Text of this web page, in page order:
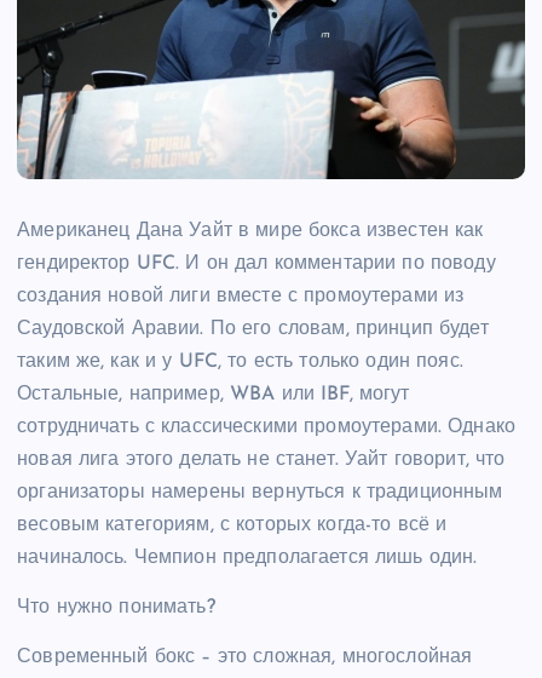
Американец Дана Уайт в мире бокса известен как
гендиректор UFC. И он дал комментарии по поводу
создания новой лиги вместе с промоутерами из
Саудовской Аравии. По его словам, принцип будет
таким же, как и у UFC, то есть только один пояс.
Остальные, например, WBA или IBF, могут
сотрудничать с классическими промоутерами. Однако
новая лига этого делать не станет. Уайт говорит, что
организаторы намерены вернуться к традиционным
весовым категориям, с которых когда-то всё и
начиналось. Чемпион предполагается лишь один.
Что нужно понимать?
Современный бокс – это сложная, многослойная